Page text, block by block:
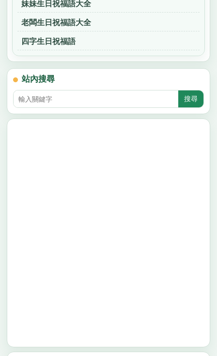
妹妹生日祝福語大全
老闆生日祝福語大全
四字生日祝福語
站內搜尋